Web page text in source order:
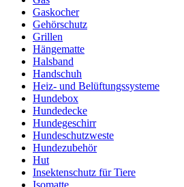
Gaskocher
Gehörschutz
Grillen
Hängematte
Halsband
Handschuh
Heiz- und Belüftungssysteme
Hundebox
Hundedecke
Hundegeschirr
Hundeschutzweste
Hundezubehör
Hut
Insektenschutz für Tiere
Isomatte